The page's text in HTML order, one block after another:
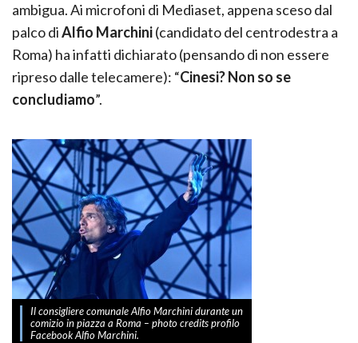
ambigua. Ai microfoni di Mediaset, appena sceso dal
palco diAlfio Marchini(candidato del centrodestra a
Roma) ha infatti dichiarato (pensando di non essere
ripreso dalle telecamere): “Cinesi? Non so se
concludiamo”.
Il consigliere comunale Alfio Marchini durante un
comizio in piazza a Roma – photo credits profilo
Facebook Alfio Marchini.